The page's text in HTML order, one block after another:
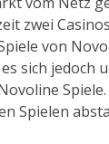
zwei
von
sich jedoch
Spielen